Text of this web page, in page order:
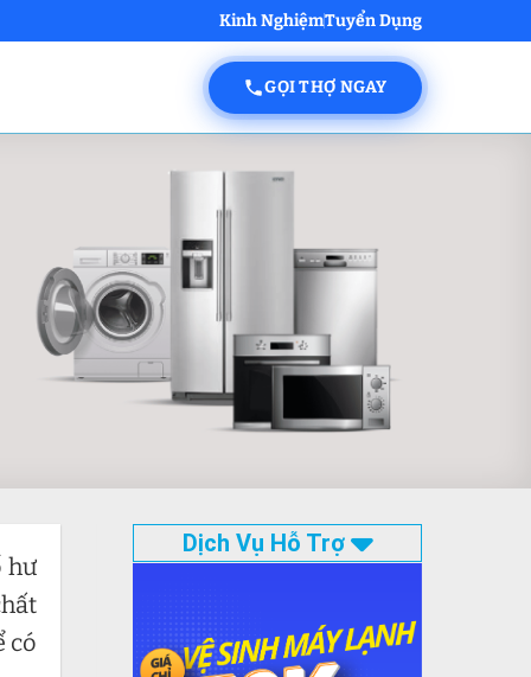
Kinh NghiệmTuyển Dụng
GỌI THỢ NGAY
hư
có
Dịch Vụ Hỗ Trợ